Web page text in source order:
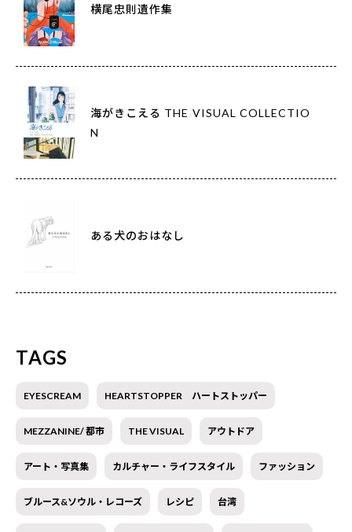
横尾忠則遺作集
海がきこえる THE VISUAL COLLECTIO
N
ある犬のおはなし
TAGS
EYESCREAM HEARTSTOPPER ハートストッパー
MEZZANINE/ 都市 THE VISUAL アウトドア
アート・写真集 カルチャー・ライフスタイル ファッション
ブルース&ソウル・レコーズ レシピ 台湾